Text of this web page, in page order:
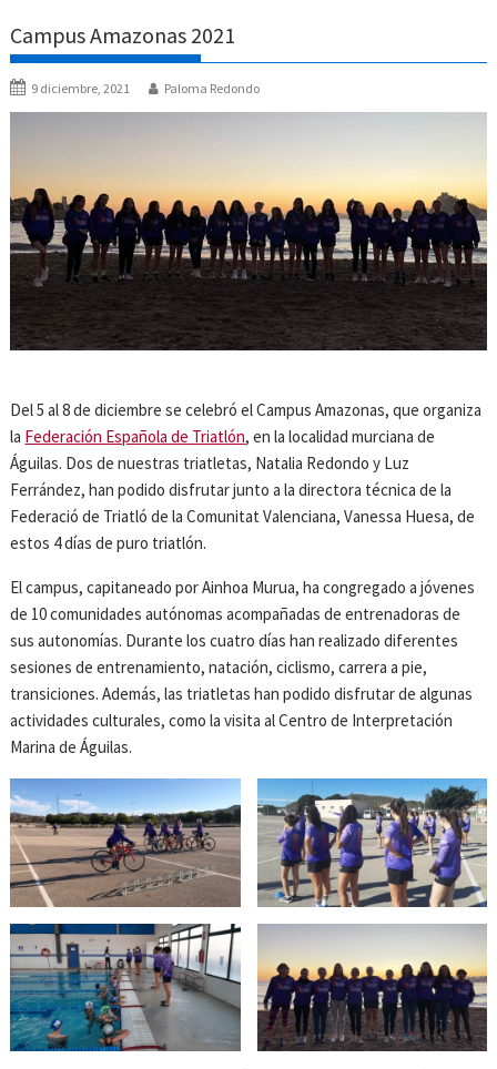
Campus Amazonas 2021
9 diciembre, 2021 Paloma Redondo
Del 5 al 8 de diciembre se celebró el Campus Amazonas, que organiza
la Federación Española de Triatlón, en la localidad murciana de
Águilas. Dos de nuestras triatletas, Natalia Redondo y Luz
Ferrández, han podido disfrutar junto a la directora técnica de la
Federació de Triatló de la Comunitat Valenciana, Vanessa Huesa, de
estos 4 días de puro triatlón.
El campus, capitaneado por Ainhoa Murua, ha congregado a jóvenes
de 10 comunidades autónomas acompañadas de entrenadoras de
sus autonomías. Durante los cuatro días han realizado diferentes
sesiones de entrenamiento, natación, ciclismo, carrera a pie,
transiciones. Además, las triatletas han podido disfrutar de algunas
actividades culturales, como la visita al Centro de Interpretación
Marina de Águilas.